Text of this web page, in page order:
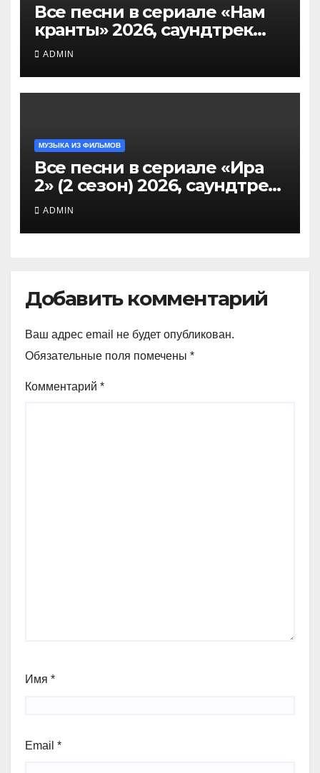
Все песни в сериале «Нам
кранты» 2026, саундтрек
слушать тут
ADMIN
МУЗЫКА ИЗ ФИЛЬМОВ
Все песни в сериале «Ира
2» (2 сезон) 2026, саундтрек
слушать
ADMIN
Добавить комментарий
Ваш адрес email не будет опубликован.
Обязательные поля помечены *
Комментарий *
Имя *
Email *